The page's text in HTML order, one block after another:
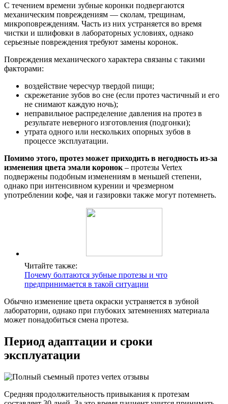
С течением времени зубные коронки подвергаются
механическим повреждениям — сколам, трещинам,
микроповреждениям. Часть из них устраняется во время
чистки и шлифовки в лабораторных условиях, однако
серьезные повреждения требуют замены коронок.
Повреждения механического характера связаны с такими
факторами:
воздействие чересчур твердой пищи;
скрежетание зубов во сне (если протез частичный и его
не снимают каждую ночь);
неправильное распределение давления на протез в
результате неверного изготовления (подгонки);
утрата одного или нескольких опорных зубов в
процессе эксплуатации.
Помимо этого, протез может приходить в негодность из-за
изменения цвета эмали коронок – протезы Vertex
подвержены подобным изменениям в меньшей степени,
однако при интенсивном курении и чрезмерном
употреблении кофе, чая и газировки также могут потемнеть.
Читайте также:
Почему болтаются зубные протезы и что
предпринимается в такой ситуации
Обычно изменение цвета окраски устраняется в зубной
лаборатории, однако при глубоких затемнениях материала
может понадобиться смена протеза.
Период адаптации и сроки
эксплуатации
Средняя продолжительность привыкания к протезам